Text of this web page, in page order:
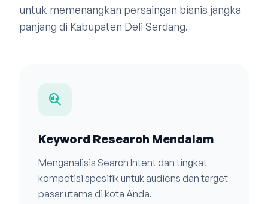
untuk memenangkan persaingan bisnis jangka
panjang di Kabupaten Deli Serdang.
search_insights
Keyword Research Mendalam
Menganalisis Search Intent dan tingkat
kompetisi spesifik untuk audiens dan target
pasar utama di kota Anda.